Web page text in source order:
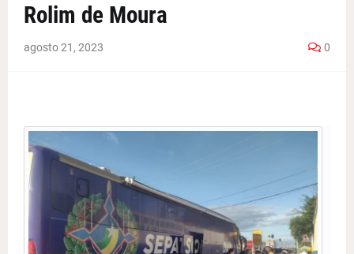
Rolim de Moura
agosto 21, 2023 0